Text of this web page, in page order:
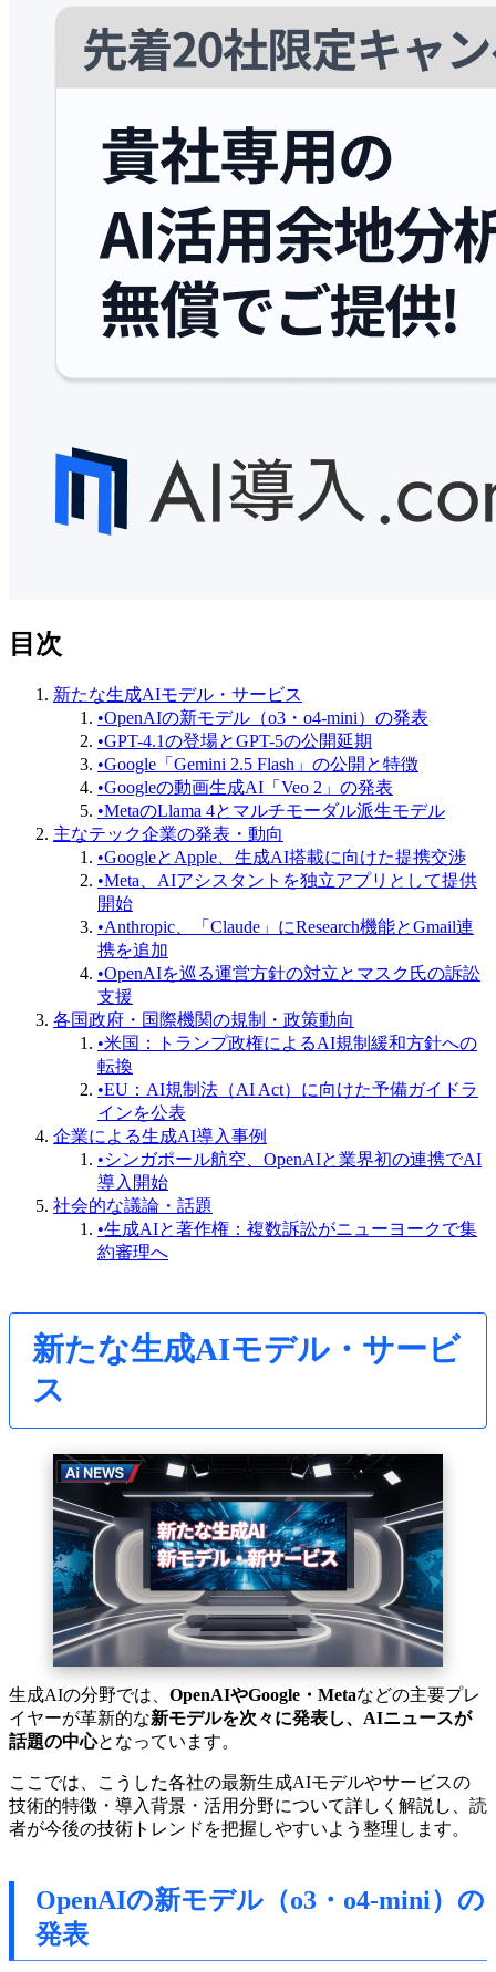
目次
新たな生成AIモデル・サービス
•OpenAIの新モデル（o3・o4-mini）の発表
•GPT-4.1の登場とGPT-5の公開延期
•Google「Gemini 2.5 Flash」の公開と特徴
•Googleの動画生成AI「Veo 2」の発表
•MetaのLlama 4とマルチモーダル派生モデル
主なテック企業の発表・動向
•GoogleとApple、生成AI搭載に向けた提携交渉
•Meta、AIアシスタントを独立アプリとして提供
開始
•Anthropic、「Claude」にResearch機能とGmail連
携を追加
•OpenAIを巡る運営方針の対立とマスク氏の訴訟
支援
各国政府・国際機関の規制・政策動向
•米国：トランプ政権によるAI規制緩和方針への
転換
•EU：AI規制法（AI Act）に向けた予備ガイドラ
インを公表
企業による生成AI導入事例
•シンガポール航空、OpenAIと業界初の連携でAI
導入開始
社会的な議論・話題
•生成AIと著作権：複数訴訟がニューヨークで集
約審理へ
新たな生成AIモデル・サービ
ス
生成AIの分野では、 OpenAIやGoogle・Metaなどの主要プレ
イヤーが革新的な新モデルを次々に発表し、AIニュースが
話題の中心となっています。
ここでは、こうした各社の最新生成AIモデルやサービスの
技術的特徴・導入背景・活用分野について詳しく解説し、読
者が今後の技術トレンドを把握しやすいよう整理します。
OpenAIの新モデル（o3・o4-mini）の
発表